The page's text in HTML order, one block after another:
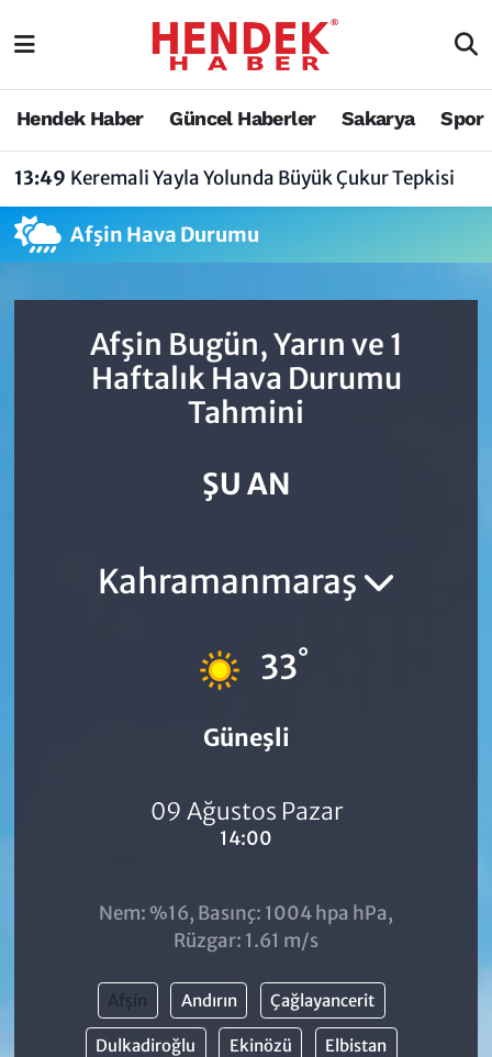
Hendek Haber Güncel Haberler Sakarya Spor
13:49 Keremali Yayla Yolunda Büyük Çukur Tepkisi
Afşin Hava Durumu
Afşin Bugün, Yarın ve 1
Haftalık Hava Durumu
Tahmini
ŞU AN
Kahramanmaraş
33°
Güneşli
09 Ağustos Pazar
14:00
Nem: %16, Basınç: 1004 hpa hPa,
Rüzgar: 1.61 m/s
Afşin Andırın Çağlayancerit
Dulkadiroğlu Ekinözü Elbistan
Hendek Haber
Spor
Nöbetçi Eczaneler
Vefat Edenler
Hendek Haber
Sakarya
Hakkında
Hendek Haber Reklam Servisi
Sakarya Nöbetçi Eczaneler
Sakarya Trafik Yoğunluk Haritası
Süper Lig Puan Durumu ve Fikstür
Tüm Manşetler
Son Dakika Haberleri